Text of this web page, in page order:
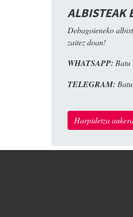
ALBISTEAK
Debagoieneko
zaitez doan!
WHATSAPP: Batu
TELEGRAM:
Harpidetza